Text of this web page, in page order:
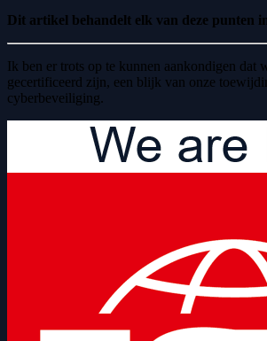
Dit artikel behandelt elk van deze punten
Ik ben er trots op te kunnen aankondigen dat
gecertificeerd zijn, een blijk van onze
cyberbeveiliging.